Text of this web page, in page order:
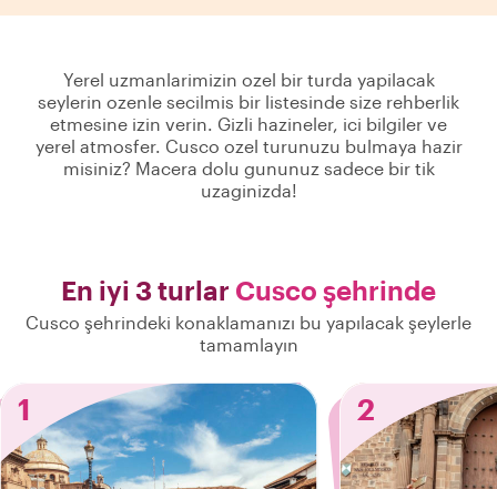
Yerel uzmanlarimizin ozel bir turda yapilacak
seylerin ozenle secilmis bir listesinde size rehberlik
etmesine izin verin. Gizli hazineler, ici bilgiler ve
yerel atmosfer. Cusco ozel turunuzu bulmaya hazir
misiniz? Macera dolu gununuz sadece bir tik
uzaginizda!
En iyi 3 turlar Cusco şehrinde
Cusco şehrindeki konaklamanızı bu yapılacak şeylerle
tamamlayın
1 2